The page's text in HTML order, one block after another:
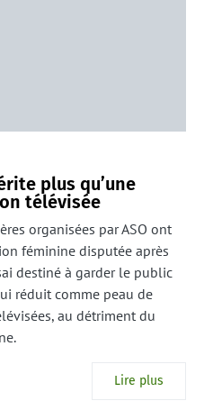
plus qu’une
télévisée
organisées par ASO ont
féminine disputée après
destiné à garder le public
réduit comme peau de
au détriment du
Lire plus